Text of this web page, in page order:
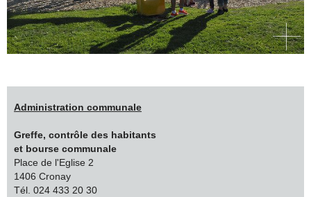
Administration communale
Greffe, contrôle des habitants
et bourse communale
Place de l'Eglise 2
1406 Cronay
Tél. 024 433 20 30